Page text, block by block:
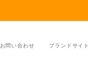
ブランドサイト
お問い合わせ